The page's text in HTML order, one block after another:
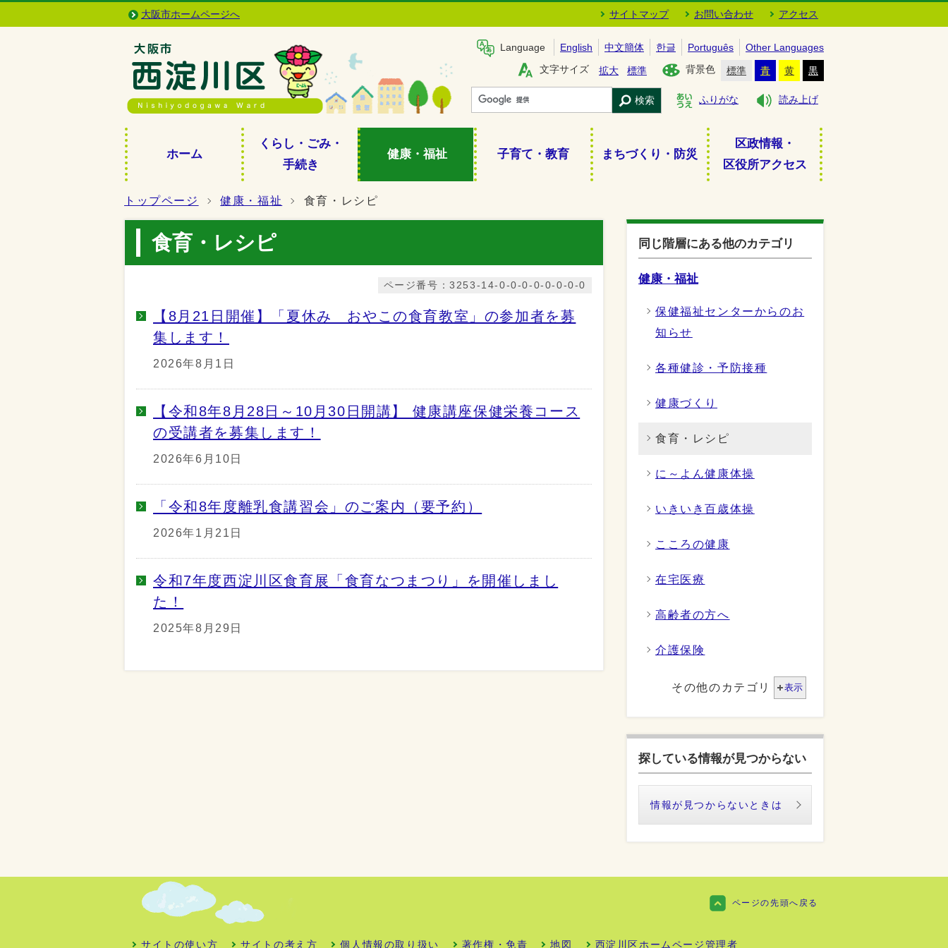
大阪市ホームページへ サイトマップ お問い合わせ アクセス
Language English 中文簡体 한글 Português
Other Languages
文字サイズ
拡大 標準 背景色 標準 青 黄 黒
検索 ふりがな 読み上げ
ホーム
くらし・ごみ・
手続き
健康・福祉 子育て・教育 まちづくり・防災
区政情報・
区役所アクセス
トップページ 健康・福祉 食育・レシピ
食育・レシピ
ページ番号：3253-14-0-0-0-0-0-0-0-0
【8月21日開催】「夏休み おやこの食育教室」の参加者を募
集します！
2026年8月1日
【令和8年8月28日～10月30日開講】 健康講座保健栄養コース
の受講者を募集します！
2026年6月10日
「令和8年度離乳食講習会」のご案内（要予約）
2026年1月21日
令和7年度西淀川区食育展「食育なつまつり」を開催しまし
た！
2025年8月29日
同じ階層にある他のカテゴリ
健康・福祉
保健福祉センターからのお
知らせ
各種健診・予防接種
健康づくり
食育・レシピ
に～よん健康体操
いきいき百歳体操
こころの健康
在宅医療
高齢者の方へ
介護保険
その他のカテゴリ 表示
探している情報が見つからない
情報が見つからないときは
ページの先頭へ戻る
サイトの使い方 サイトの考え方 個人情報の取り扱い 著作権・免責 地図 西淀川区ホームページ管理者